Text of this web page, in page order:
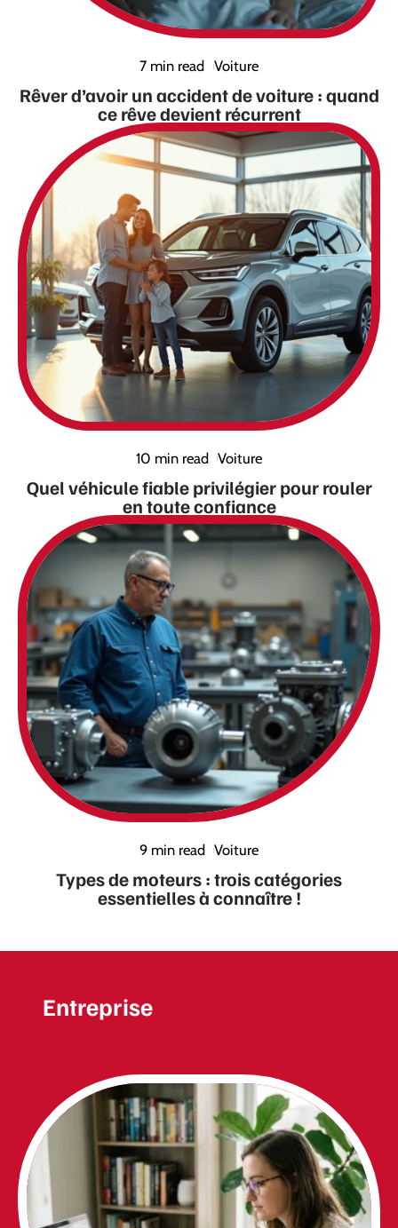
7 min read Voiture
Rêver d’avoir un accident de voiture : quand
ce rêve devient récurrent
10 min read Voiture
Quel véhicule fiable privilégier pour rouler
en toute confiance
9 min read Voiture
Types de moteurs : trois catégories
essentielles à connaître !
Entreprise